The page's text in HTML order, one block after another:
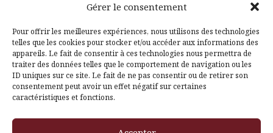
Gérer le consentement
Pour offrir les meilleures expériences, nous utilisons des technologies
telles que les cookies pour stocker et/ou accéder aux informations des
appareils. Le fait de consentir à ces technologies nous permettra de
traiter des données telles que le comportement de navigation ou les
ID uniques sur ce site. Le fait de ne pas consentir ou de retirer son
consentement peut avoir un effet négatif sur certaines
caractéristiques et fonctions.
Facebook
Pinterest